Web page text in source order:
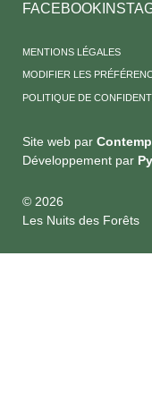
FACEBOOK
MENTIONS LÉGALES
MODIFIER LES
POLITIQUE DE
Site web par
Développement par
© 2026
Les Nuits des Forêts